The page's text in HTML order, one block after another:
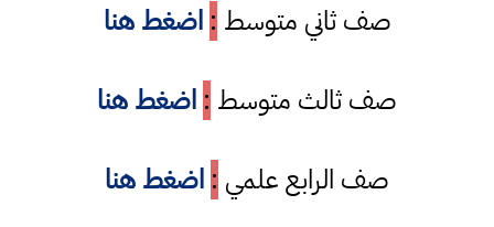
صف ثاني متوسط : اضغط هنا
صف ثالث متوسط : اضغط هنا
صف الرابع علمي : اضغط هنا